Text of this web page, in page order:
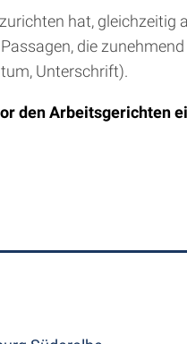
hat, gleichzeitig
die
Unterschrift).
den Arbeitsgerichten